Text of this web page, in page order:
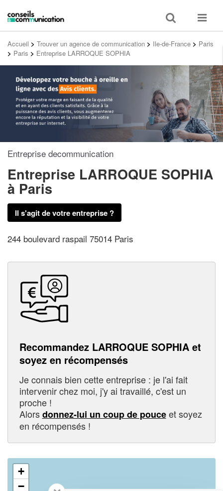
Toggle
search
Toggle
Accueil > Trouver un agence de communication > Ile-de-France > Paris
> Paris > Entreprise LARROQUE SOPHIA
Entreprise decommunication
Entreprise LARROQUE SOPHIA
à Paris
Il s'agit de votre entreprise ?
244 boulevard raspail 75014 Paris
Recommandez LARROQUE SOPHIA et
soyez en récompensés
Je connais bien cette entreprise : je l'ai fait
intervenir chez moi, j'y ai travaillé, c'est un
proche !
Alorsdonnez-lui un coup de pouceet soyez
en récompensés !
+
−